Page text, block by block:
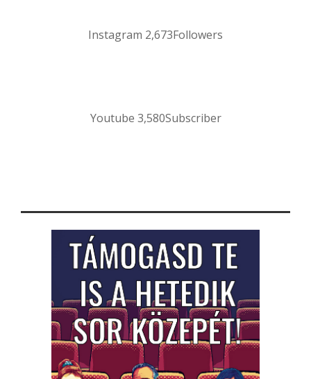
Instagram 2,673Followers
Youtube 3,580Subscriber